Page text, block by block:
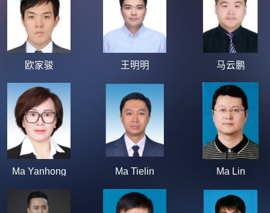
欧家骏 王明明 马云鹏
Ma Yanhong Ma Tielin Ma Lin